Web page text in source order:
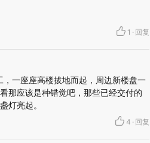
1 · 回复
一座座高楼拔地而起，周边新楼盘一
那应该是种错觉吧，那些已经交付的
灯亮起。
4 · 回复